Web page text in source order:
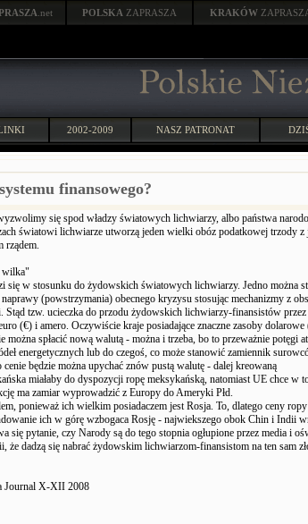
.net POLSKA ZAPRASZA KRAKÓW
2002-2009 NASZ PATRONAT
finansowego?
się spod władzy światowych lichwiarzy, albo państwa
światowi lichwiarze utworzą jeden wielki obóz podatkowej trzody z
rządem.
wilka"
się w stosunku do żydowskich światowych lichwiarzy. Jedno można
(powstrzymania) obecnego kryzysu stosując mechanizmy z
tzw. ucieczka do przodu żydowskich lichwiarzy-finansistów przez
(€) i amero. Oczywiście kraje posiadające znaczne zasoby dolarowe
spłacić nową walutą - można i trzeba, bo to przeważnie potęgi
energetycznych lub do czegoś, co może stanowić zamiennik
będzie można upychać znów pustą walutę - dalej kreowaną
miałaby do dyspozycji ropę meksykańską, natomiast UE chce w
ma zamiar wyprowadzić z Europy do Ameryki Płd.
ponieważ ich wielkim posiadaczem jest Rosja. To, dlatego ceny ropy
ich w górę wzbogaca Rosję - najwiekszego obok Chin i Indii
się pytanie, czy Narody są do tego stopnia ogłupione przez media i
że dadzą się nabrać żydowskim lichwiarzom-finansistom na ten sam
Journal X-XII 2008